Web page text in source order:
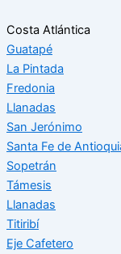
Costa Atlántica
Guatapé
La Pintada
Fredonia
Llanadas
San Jerónimo
Santa Fe de
Sopetrán
Támesis
Llanadas
Titiribí
Eje Cafetero